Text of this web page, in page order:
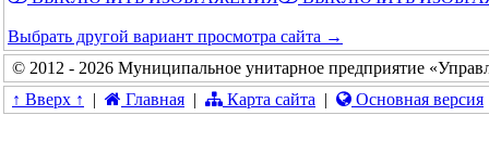
Выбрать другой вариант просмотра сайта →
© 2012 - 2026 Муниципальное унитарное предприятие
↑ Вверх ↑
| Главная | Карта сайта | Основная версия